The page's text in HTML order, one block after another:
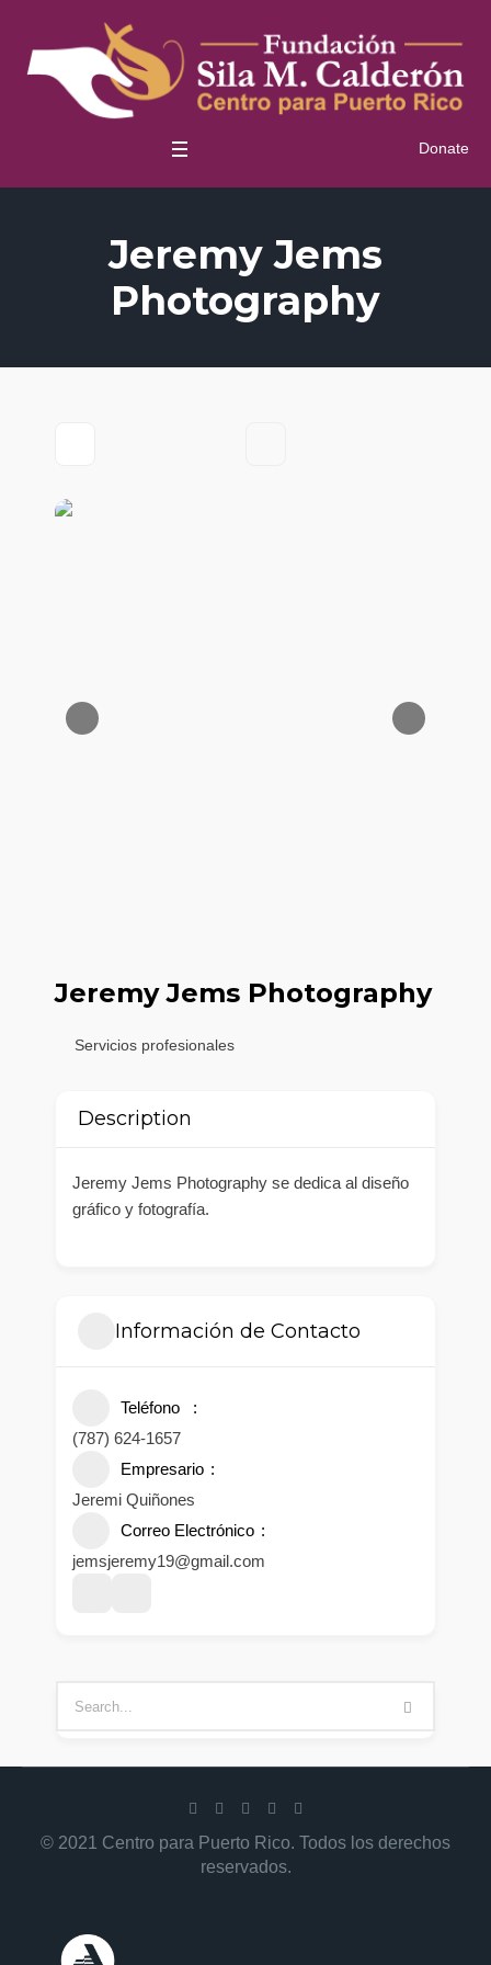
Donate
Jeremy Jems
Photography
Jeremy Jems Photography
Servicios profesionales
Description
Jeremy Jems Photography se dedica al diseño
gráfico y fotografía.
Información de Contacto
Teléfono
(787) 624-1657
Empresario
Jeremi Quiñones
Correo Electrónico
jemsjeremy19@gmail.com
© 2021 Centro para Puerto Rico. Todos los derechos
reservados.